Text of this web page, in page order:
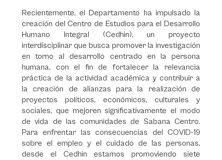
Recientemente, el Departamento ha impulsado la
creación del Centro de Estudios para el Desarrollo
Humano Integral (Cedhin), un proyecto
interdisciplinar que busca promover la investigación
en torno al desarrollo centrado en la persona
humana, con el fin de fortalecer la relevancia
práctica de la actividad académica y contribuir a
la creación de alianzas para la realización de
proyectos políticos, económicos, culturales y
sociales, que mejoren significativamente el modo
de vida de las comunidades de Sabana Centro.
Para enfrentar las consecuencias del COVID-19
sobre el empleo y el cuidado de las personas,
desde el Cedhin estamos promoviendo siete